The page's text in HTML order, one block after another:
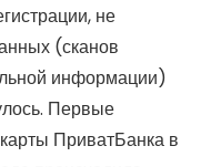
не
(сканов
информации)
Первые
ПриватБанка в